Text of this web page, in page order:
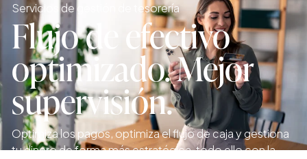
Servicios de gestión de tesorería
Flujo de efectivo
optimizado. Mejor
supervisión.
Optimiza los pagos, optimiza el flujo de caja y gestiona
tu dinero de forma más estratégica, todo ello con la